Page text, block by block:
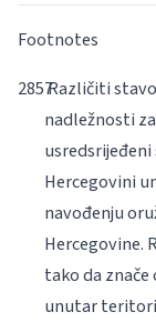
Footnotes
Različiti
nadležnosti
usredsrijeđeni
Hercegovini
navođenju
Hercegovine.
tako da
unutar